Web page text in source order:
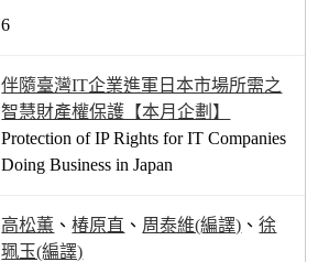
6
伴隨臺灣IT企業進軍日本市場所需之
智慧財產權保護【本月企劃】
Protection of IP Rights for IT Companies
Doing Business in Japan
高松薫 、椿原直 、 周泰維(編譯) 、徐
珮玉(編譯)